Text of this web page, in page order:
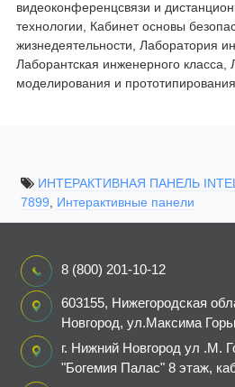
видеоконференцсвязи и
технологии, Кабинет основы
жизнедеятельности, Лаборатория
Лаборантская инженерного класса,
моделирования и прототипирования
ИНТЕРАКТИВНАЯ ПАНЕЛЬ
7899, Интерактивные панели
8 (800) 201-10-12
603155, Нижегородская
Новгород, ул.Максима
г. Нижний Новгород ул .М.
"Богемия Палас" 8 этаж,